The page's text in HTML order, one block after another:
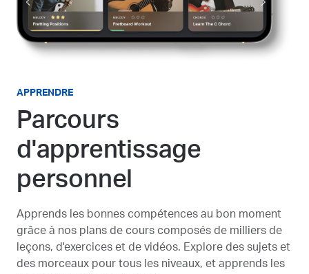
APPRENDRE
Parcours
d'apprentissage
personnel
Apprends les bonnes compétences au bon moment
grâce à nos plans de cours composés de milliers de
leçons, d'exercices et de vidéos. Explore des sujets et
des morceaux pour tous les niveaux, et apprends les